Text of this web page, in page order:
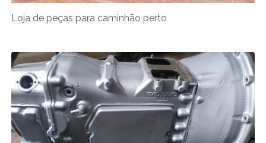
Loja de peças para caminhão perto